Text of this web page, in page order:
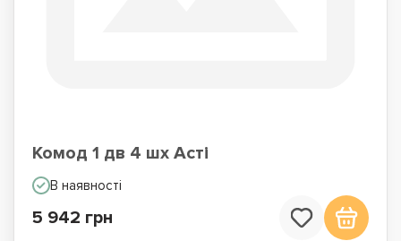
Комод 1 дв 4 шх Асті
В наявності
5 942 грн